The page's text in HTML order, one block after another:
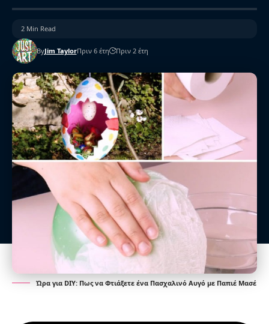
ByJim TaylorΠριν 6 έτη Πριν 2 έτη
2 Min Read
Ώρα για DIY: Πως να Φτιάξετε ένα Πασχαλινό Αυγό με Παπιέ Μασέ